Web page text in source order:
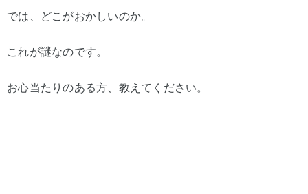
では、どこがおかしいのか。
これが謎なのです。
お心当たりのある方、教えてください。